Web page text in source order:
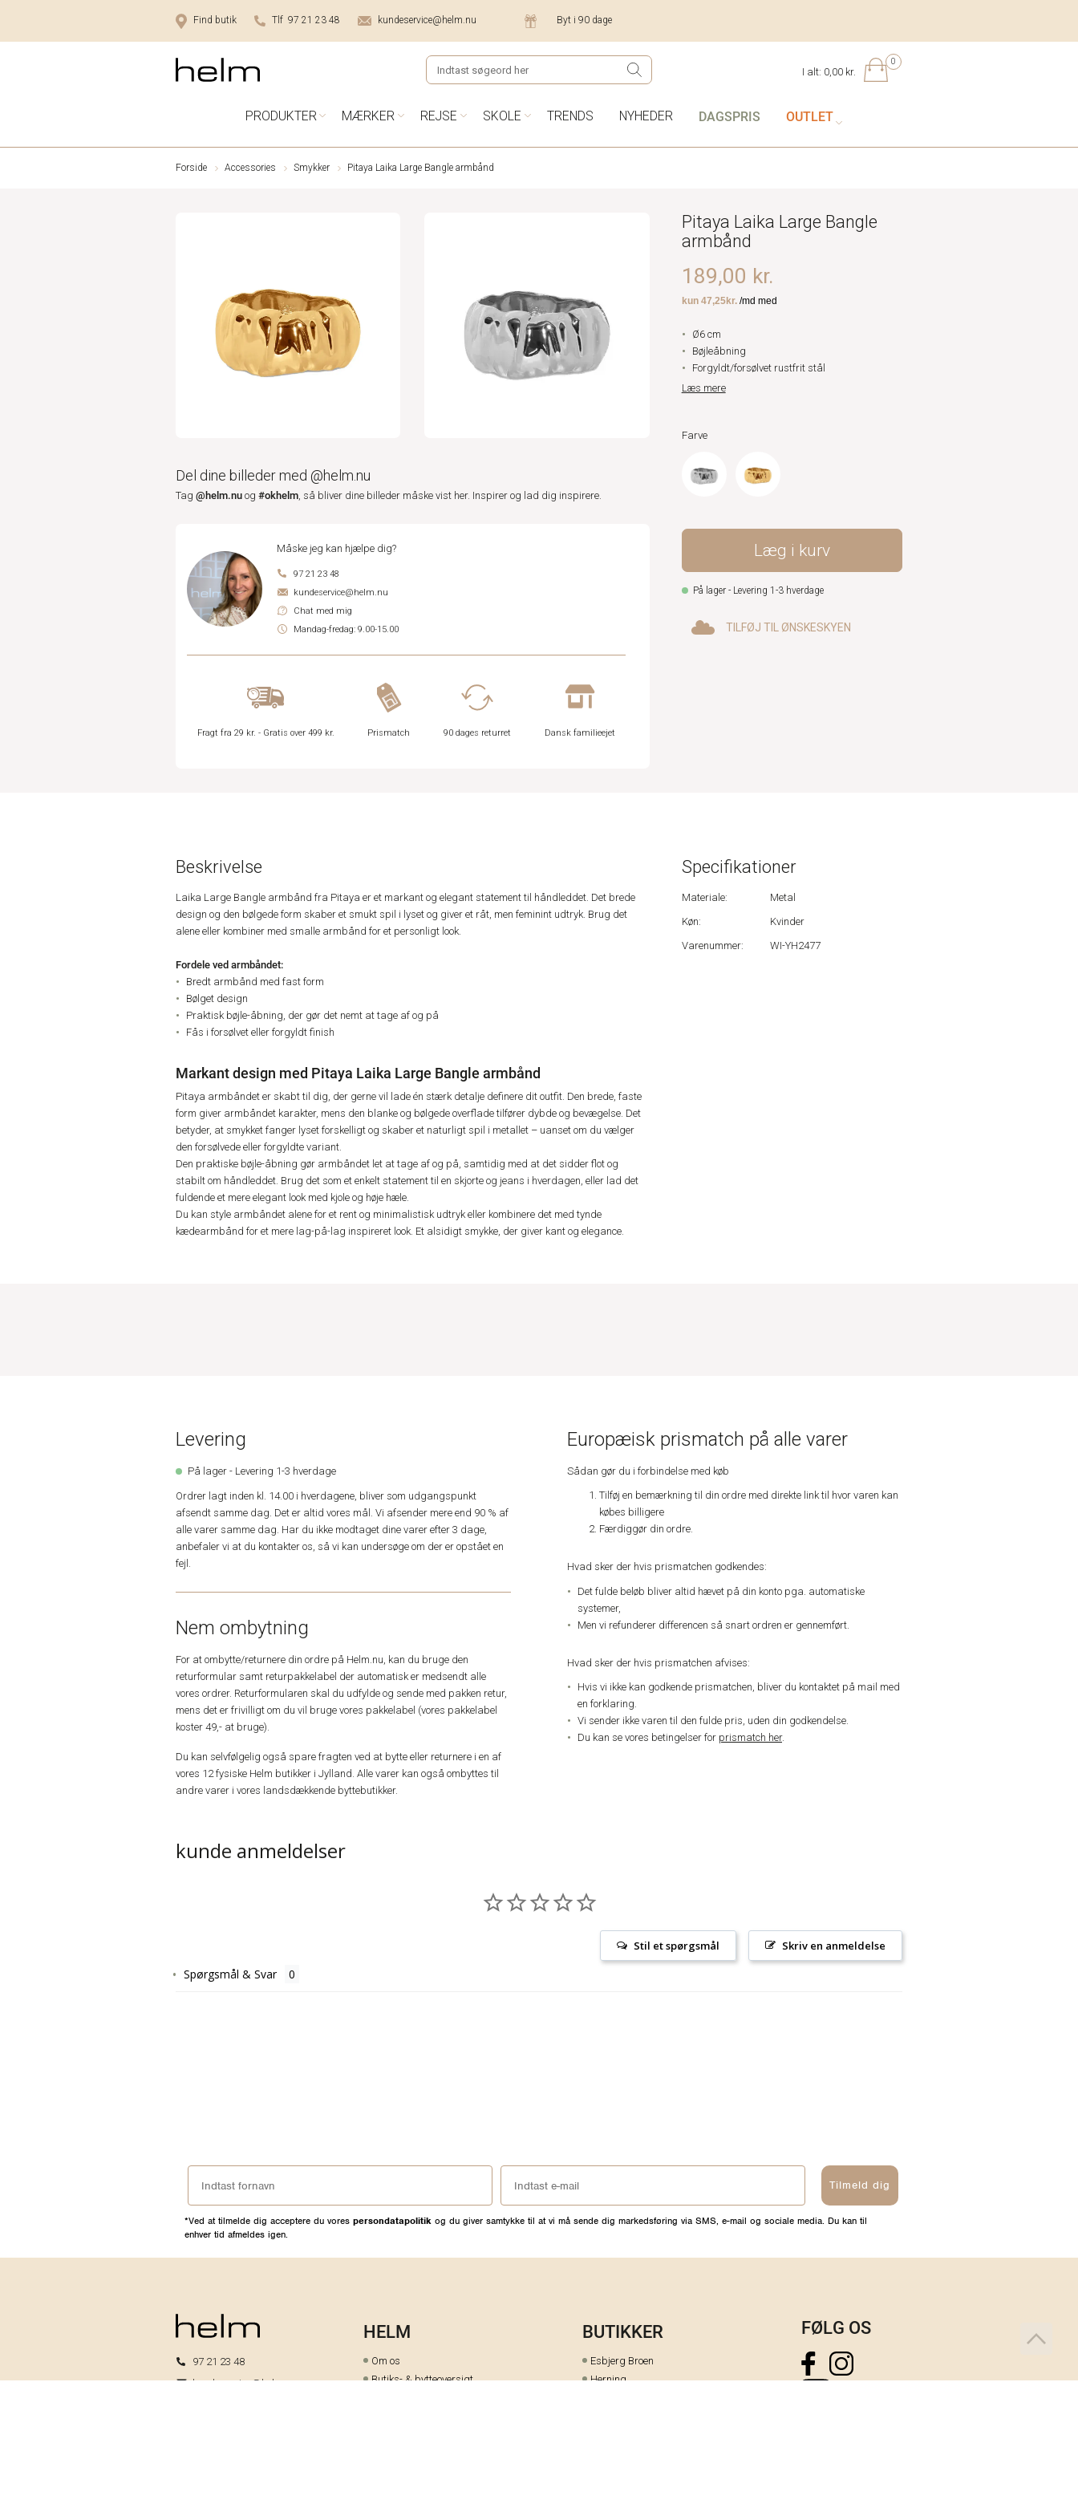
Find butik Tlf 97 21 23 48 kundeservice@helm.nu Byt i 90 dage
0
I alt: 0,00 kr.
PRODUKTER MÆRKER REJSE SKOLE TRENDS NYHEDER DAGSPRIS OUTLET
Forside Accessories Smykker Pitaya Laika Large Bangle armbånd
Del dine billeder med @helm.nu
Tag @helm.nu og #okhelm , så bliver dine billeder måske vist her. Inspirer og lad dig inspirere.
Måske jeg kan hjælpe dig?
97 21 23 48
kundeservice@helm.nu
Chat med mig
Mandag-fredag: 9.00-15.00
Fragt fra 29 kr. - Gratis over 499 kr. Prismatch 90 dages returret Dansk familieejet
Pitaya Laika Large Bangle
armbånd
189,00 kr.
Ø6 cm
Bøjleåbning
Forgyldt/forsølvet rustfrit stål
Læs mere
Farve
Læg i kurv
På lager - Levering 1-3 hverdage
TILFØJ TIL ØNSKESKYEN
Beskrivelse
Laika Large Bangle armbånd fra Pitaya er et markant og elegant statement til håndleddet. Det brede
design og den bølgede form skaber et smukt spil i lyset og giver et råt, men feminint udtryk. Brug det
alene eller kombiner med smalle armbånd for et personligt look.
Fordele ved armbåndet:
Bredt armbånd med fast form
Bølget design
Praktisk bøjle-åbning, der gør det nemt at tage af og på
Fås i forsølvet eller forgyldt finish
Markant design med Pitaya Laika Large Bangle armbånd
Pitaya armbåndet er skabt til dig, der gerne vil lade én stærk detalje definere dit outfit. Den brede, faste
form giver armbåndet karakter, mens den blanke og bølgede overflade tilfører dybde og bevægelse. Det
betyder, at smykket fanger lyset forskelligt og skaber et naturligt spil i metallet – uanset om du vælger
den forsølvede eller forgyldte variant.
Den praktiske bøjle-åbning gør armbåndet let at tage af og på, samtidig med at det sidder flot og
stabilt om håndleddet. Brug det som et enkelt statement til en skjorte og jeans i hverdagen, eller lad det
fuldende et mere elegant look med kjole og høje hæle.
Du kan style armbåndet alene for et rent og minimalistisk udtryk eller kombinere det med tynde
kædearmbånd for et mere lag-på-lag inspireret look. Et alsidigt smykke, der giver kant og elegance.
Specifikationer
Materiale:
Metal
Køn:
Kvinder
Varenummer:
WI-YH2477
Levering
På lager - Levering 1-3 hverdage
Ordrer lagt inden kl. 14.00 i hverdagene, bliver som udgangspunkt
afsendt samme dag. Det er altid vores mål. Vi afsender mere end 90 % af
alle varer samme dag. Har du ikke modtaget dine varer efter 3 dage,
anbefaler vi at du kontakter os, så vi kan undersøge om der er opstået en
fejl.
Nem ombytning
For at ombytte/returnere din ordre på Helm.nu, kan du bruge den
returformular samt returpakkelabel der automatisk er medsendt alle
vores ordrer. Returformularen skal du udfylde og sende med pakken retur,
mens det er frivilligt om du vil bruge vores pakkelabel (vores pakkelabel
koster 49,- at bruge).
Du kan selvfølgelig også spare fragten ved at bytte eller returnere i en af
vores 12 fysiske Helm butikker i Jylland. Alle varer kan også ombyttes til
andre varer i vores landsdækkende byttebutikker.
Europæisk prismatch på alle varer
Sådan gør du i forbindelse med køb
Tilføj en bemærkning til din ordre med direkte link til hvor varen kan
købes billigere
Færdiggør din ordre.
Hvad sker der hvis prismatchen godkendes:
Det fulde beløb bliver altid hævet på din konto pga. automatiske
systemer,
Men vi refunderer differencen så snart ordren er gennemført.
Hvad sker der hvis prismatchen afvises:
Hvis vi ikke kan godkende prismatchen, bliver du kontaktet på mail med
en forklaring.
Vi sender ikke varen til den fulde pris, uden din godkendelse.
Du kan se vores betingelser for prismatch her.
kunde anmeldelser
Skriv en anmeldelse
Stil et spørgsmål
Spørgsmål & Svar
Tilmeld dig
*Ved at tilmelde dig acceptere du vores persondatapolitik og du giver samtykke til at vi må sende dig markedsføring via SMS, e-mail og sociale media. Du kan til
enhver tid afmeldes igen.
97 21 23 48
kundeservice@helm.nu
HELM
Om os
Butiks- & bytteoversigt
BUTIKKER
Esbjerg Broen
Herning
FØLG OS